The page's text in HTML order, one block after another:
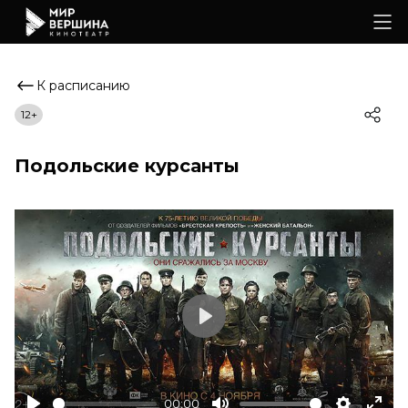
К расписанию
Подольские курсанты
12+
00:00
Play